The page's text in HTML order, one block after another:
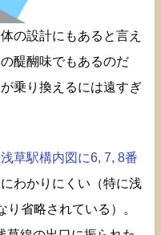
の設計にもあると言え
醍醐味でもあるのだ
乗り換えるには遠すぎ
草駅構内図に6, 7, 8番
わかりにくい（特に浅
省略されている）。